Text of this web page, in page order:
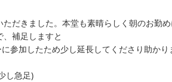
だきました。本堂も素晴らしく朝のお勤め
補足しますと
参加したため少し延長してくださり助かり
し急足)